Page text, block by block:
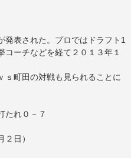
発表された。プロではドラフト1
ーチなどを経て２０１３年１
ｓ町田の対戦も見られることに
たれ０－７
日）